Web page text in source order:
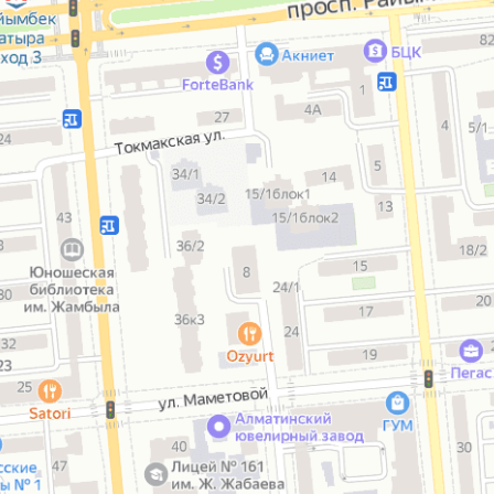
это был первый курс. Во время
курса к этим процедурам
Ли предложил добавить
в качестве бонуса., т.е.
процедура и затем 15
курс отвара трав. Хочу
что лично я почувствовала
сразу же после первого
а к концу лечения я уже летала,
хорошо стало, особенно
в каком плачевном
я пришла. У меня редкое
- неврит солнечного
но врач успешно с ним
Отдельно хочется сказать
в порошочках, которые я
во время курса - эффект от
хороший, чувствуешь
состояния и настроения,
прилив сил. Эффект от
длится долго, это радует.
проходим лечение вместе с
у неё сильно воспалилась